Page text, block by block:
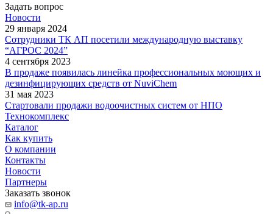
Задать вопрос
Новости
29 января 2024
Сотрудники ТК АП посетили международную выставку
“АГРОС 2024”
4 сентября 2023
В продаже появилась линейка профессиональных моющих и
дезинфицирующих средств от NuviChem
31 мая 2023
Стартовали продажи водоочистных систем от НПО
Технокомплекс
Каталог
Как купить
О компании
Контакты
Новости
Партнеры
Заказать звонок
info@tk-ap.ru